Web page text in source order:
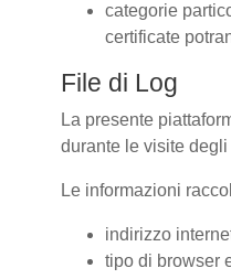
categorie
certificate
File di Log
La presente
durante le visite degli
Le informazioni
indirizzo
tipo di browser